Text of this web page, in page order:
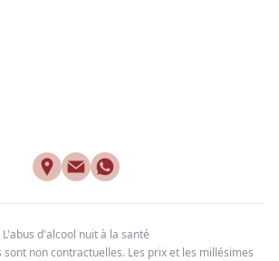
L'abus d'alcool nuit à la santé
sont non contractuelles. Les prix et les millésimes